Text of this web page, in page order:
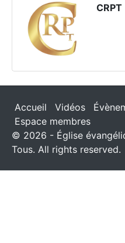
CRPT
Accueil Vidéos
Espace membres
© 2026 - Église
Tous. All rights reserved.